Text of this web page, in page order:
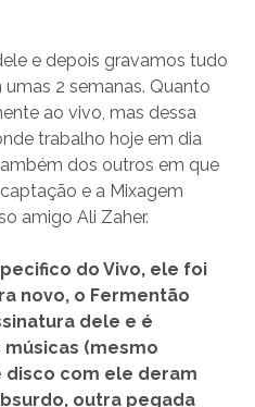
e depois gravamos tudo
2 semanas. Quanto
ao vivo, mas dessa
trabalho hoje em dia
dos outros em que
e a Mixagem
amigo Ali Zaher.
do Vivo, ele foi
novo, o Fermentão
dele e é
(mesmo
disco com ele deram
outra pegada